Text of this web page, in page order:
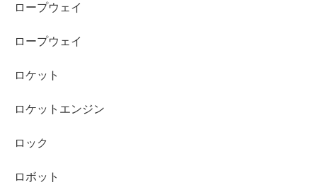
ロープウェイ
ロープウェイ
ロケット
ロケットエンジン
ロック
ロボット